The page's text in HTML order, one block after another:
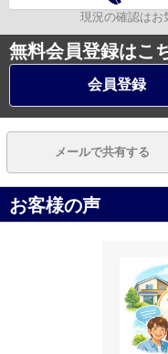
現況の確認はお
無料会員登録はこ
会員登録
メールで共有する
お客様の声